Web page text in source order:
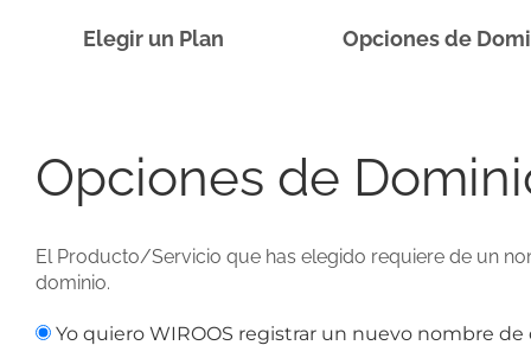
Elegir un Plan Opciones de
Opciones de
El Producto/Servicio que has elegido requiere de un
dominio.
Yo quiero WIROOS registrar un nuevo nombre de